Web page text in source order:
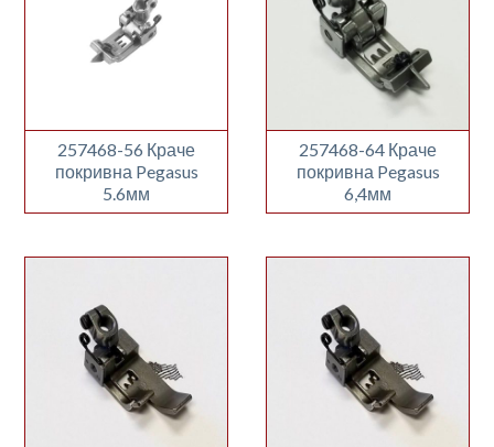
257468-56 Краче
покривна Pegasus
5.6мм
257468-64 Краче
покривна Pegasus
6,4мм